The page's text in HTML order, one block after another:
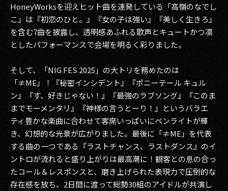
HoneyWorksを迎えヒット曲を連発している「高嶺のなでし
こ」は『初恋のひと。』『女の子は強い』『美しく生きろ』
を含む7曲を披露し、透明感あふれる歌声とキュートかつ凛
としたパフォーマンスで会場を明るく彩りました。
そして、「NIG FES 2025」の大トリを務めたのは
「≠ME」！『秘密インシデント』『ポニーテール キュル
ン』『す、好きじゃない！』『最強のラブソング』『このま
までモーメンタリ』『神様の言うとーり！』というバラエ
ティ豊かな楽曲に合わせて客席いっぱいにペンライトが輝
き、幻想的な光景が広がりました。最後に「≠ME」を代表
する曲の一つである『ラストチャンス、ラストダンス』のイ
ントロが流れると盛り上がりは最高潮に！観客との息の合っ
たコール＆レスポンスと、磨き上げられた表現力で圧倒的な
存在感を放ち、2日間に渡って総勢30組のアイドルが共演し